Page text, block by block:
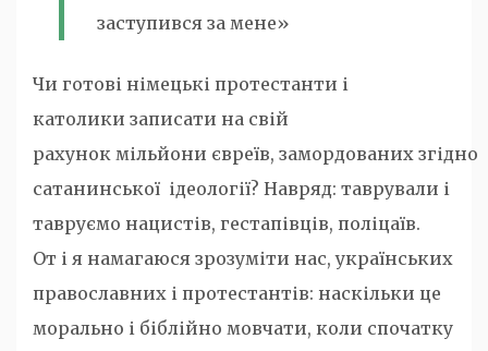
заступився за мене»
Чи готові німецькі протестанти і
католики записати на свій
рахунок мільйони євреїв, замордованих згідно
сатанинської ідеології? Навряд: таврували і
тавруємо нацистів, гестапівців, поліцаїв.
От і я намагаюся зрозуміти нас, українських
православних і протестантів: наскільки це
морально і біблійно мовчати, коли спочатку